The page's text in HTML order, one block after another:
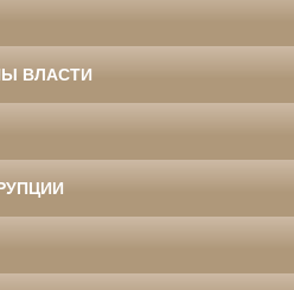
ВЛАСТИ